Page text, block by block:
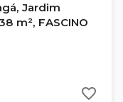
Jardim
m², FASCINO